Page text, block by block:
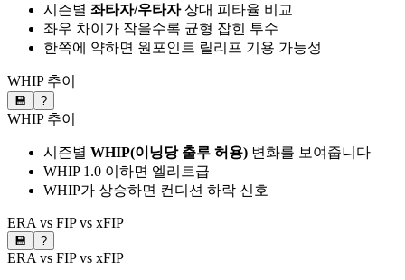
시즌별 좌타자/우타자상대 피타율 비교
좌우 차이가 작을수록 균형 잡힌 투수
한쪽에 약하면 원포인트 릴리프 기용 가능성
WHIP 추이
💾 ?
WHIP 추이
시즌별 WHIP(이닝당 출루 허용) 변화를 보여줍니다
WHIP 1.0 이하면 엘리트급
WHIP가 상승하면 컨디션 하락 신호
ERA vs FIP vs xFIP
💾 ?
ERA vs FIP vs xFIP